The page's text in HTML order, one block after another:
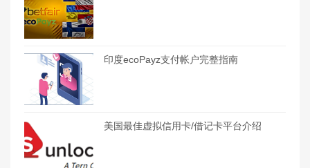
印度ecoPayz支付帐户完整指南
美国最佳虚拟信用卡/借记卡平台介绍